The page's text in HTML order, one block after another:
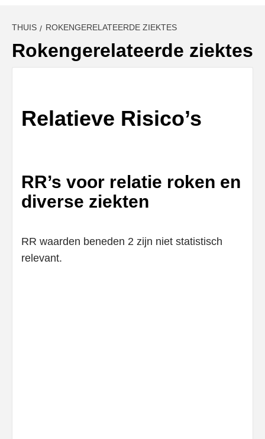
THUIS ROKENGERELATEERDE ZIEKTES
Rokengerelateerde ziektes
Relatieve Risico’s
RR’s voor relatie roken en
diverse ziekten
RR waarden beneden 2 zijn niet statistisch
relevant.